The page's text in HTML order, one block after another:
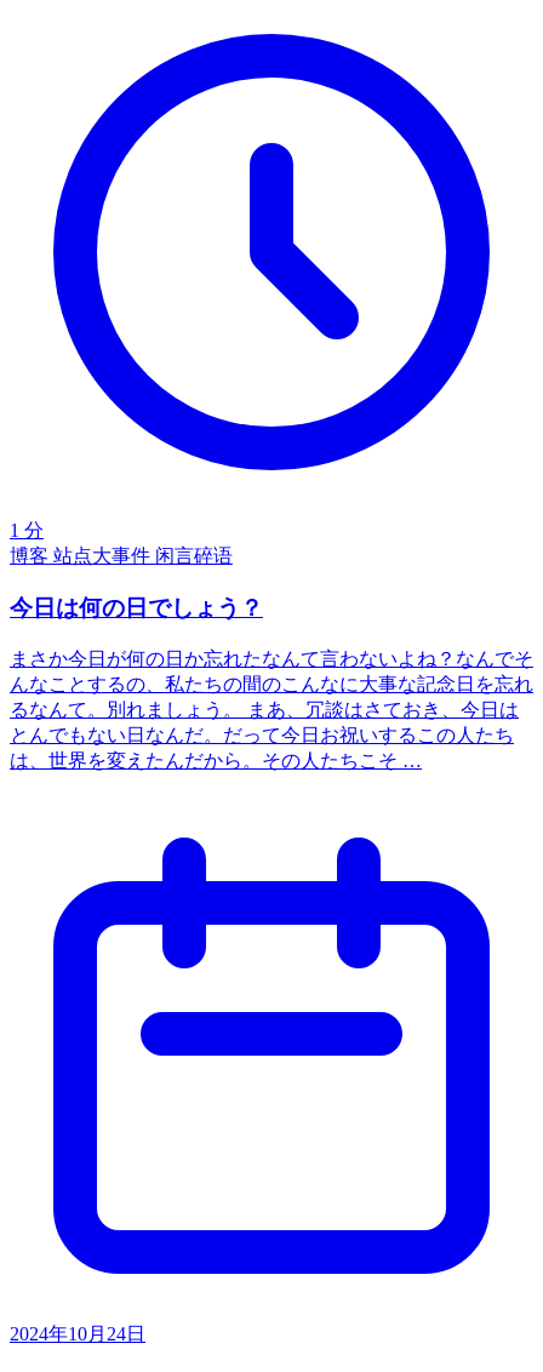
1 分
博客 站点大事件 闲言碎语
今日は何の日でしょう？
まさか今日が何の日か忘れたなんて言わないよね？なんでそ
んなことするの、私たちの間のこんなに大事な記念日を忘れ
るなんて。別れましょう。 まあ、冗談はさておき、今日は
とんでもない日なんだ。だって今日お祝いするこの人たち
は、世界を変えたんだから。その人たちこそ …
2024年10月24日